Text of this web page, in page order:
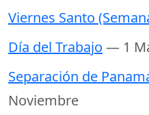
Viernes Santo
Día del Trabajo — 1
Separación de
Noviembre